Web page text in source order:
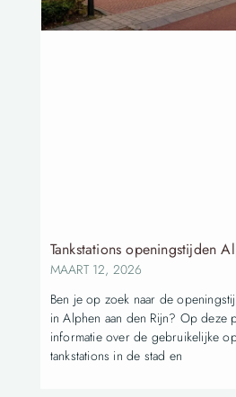
Tankstations openingstijden
MAART 12, 2026
Ben je op zoek naar de
in Alphen aan den Rijn? Op deze
informatie over de gebruikelijke
tankstations in de stad en